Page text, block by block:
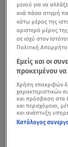
μενού για να
ανά πάσα στιγμή
κάτω μέρος της
αριστερό μέρος
σε ισχύ στον
Πολιτική
Εμείς και οι
προκειμένου
Χρήση επακριβών
χαρακτηριστικών
και πρόσβαση στα
και περιεχόμενο,
και ανάπτυξη
Κατάλογος